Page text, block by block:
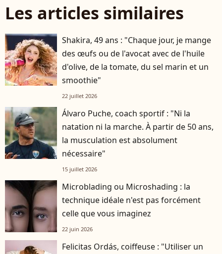
Les articles similaires
Shakira, 49 ans : "Chaque jour, je mange
des œufs ou de l'avocat avec de l'huile
d'olive, de la tomate, du sel marin et un
smoothie"
22 juillet 2026
Álvaro Puche, coach sportif : "Ni la
natation ni la marche. À partir de 50 ans,
la musculation est absolument
nécessaire"
15 juillet 2026
Microblading ou Microshading : la
technique idéale n'est pas forcément
celle que vous imaginez
22 juin 2026
Felicitas Ordás, coiffeuse : "Utiliser un